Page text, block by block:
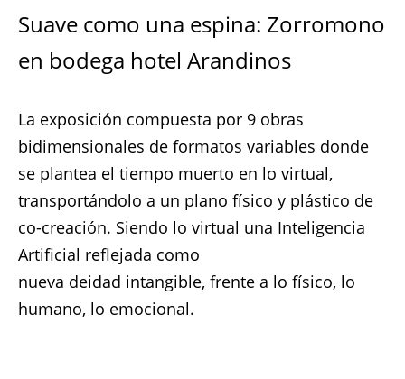
Suave como una espina: Zorromono
en bodega hotel Arandinos
La exposición compuesta por 9 obras
bidimensionales de formatos variables donde
se plantea el tiempo muerto en lo virtual,
transportándolo a un plano físico y plástico de
co-creación. Siendo lo virtual una Inteligencia
Artificial reflejada como
nueva deidad intangible, frente a lo físico, lo
humano, lo emocional.